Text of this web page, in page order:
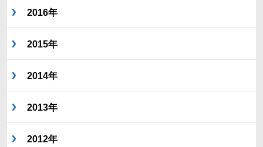
2016年
2015年
2014年
2013年
2012年